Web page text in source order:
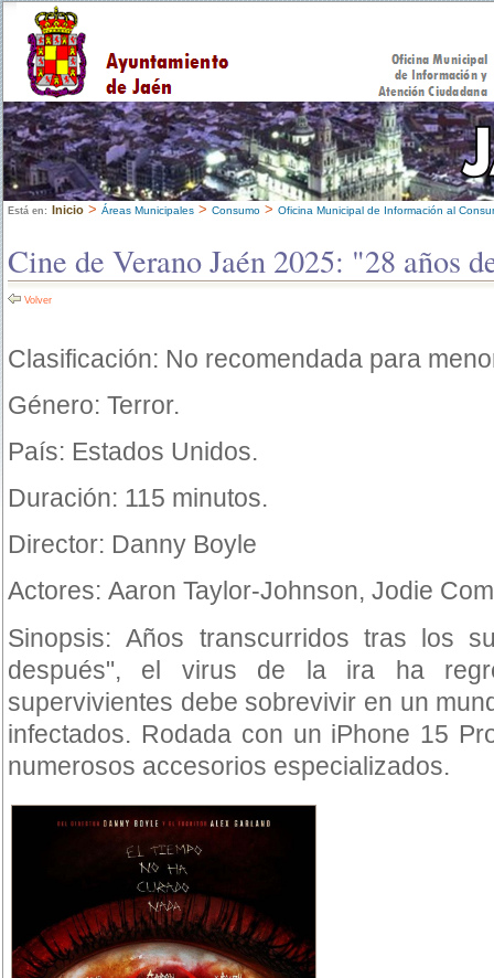
Está en: Inicio > Áreas Municipales > Consumo > Oficina Municipal de Información al
Cine de Verano Jaén 2025: "28 años
Volver
Clasificación: No recomendada para
Género: Terror.
País: Estados Unidos.
Duración: 115 minutos.
Director: Danny Boyle
Actores: Aaron Taylor-Johnson, Jodie
Sinopsis: Años transcurridos tras los
después", el virus de la ira ha
supervivientes debe sobrevivir en un
infectados. Rodada con un iPhone 15
numerosos accesorios especializados.